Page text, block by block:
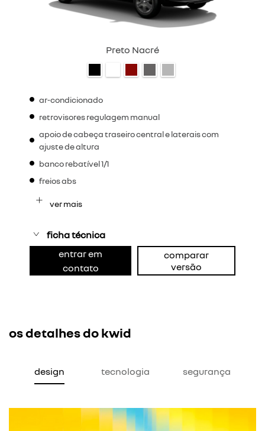
Preto Nacré
ar-condicionado
retrovisores regulagem manual
apoio de cabeça traseiro central e laterais com
ajuste de altura
banco rebatível 1/1
freios abs
ver mais
ficha técnica
entrar em
contato
comparar
versão
os detalhes do kwid
design tecnologia segurança